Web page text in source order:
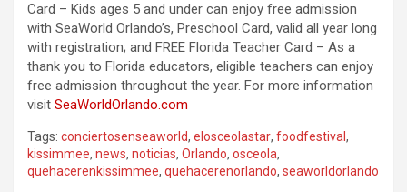
Card – Kids ages 5 and under can enjoy free admission
with SeaWorld Orlando’s, Preschool Card, valid all year long
with registration; and FREE Florida Teacher Card – As a
thank you to Florida educators, eligible teachers can enjoy
free admission throughout the year. For more information
visit SeaWorldOrlando.com
Tags: conciertosenseaworld, elosceolastar, foodfestival,
kissimmee, news, noticias, Orlando, osceola,
quehacerenkissimmee, quehacerenorlando, seaworldorlando